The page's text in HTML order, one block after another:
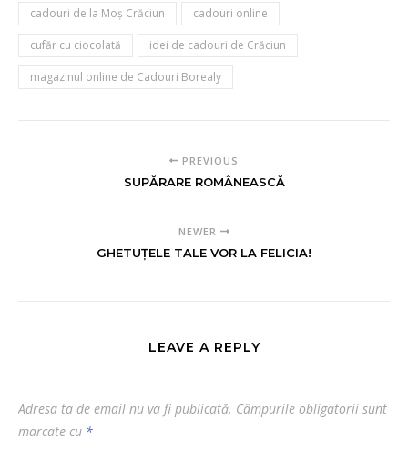
cadouri de la Moș Crăciun cadouri online
cufăr cu ciocolată idei de cadouri de Crăciun
magazinul online de Cadouri Borealy
PREVIOUS
SUPĂRARE ROMÂNEASCĂ
NEWER
GHETUŢELE TALE VOR LA FELICIA!
LEAVE A REPLY
Adresa ta de email nu va fi publicată. Câmpurile obligatorii sunt
marcate cu *